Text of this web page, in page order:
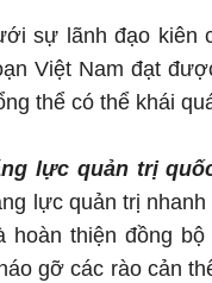
sự lãnh đạo kiên
Việt Nam đạt
thể có thể khái
lực quản trị
lực quản trị
thiện đồng
gỡ các rào cản